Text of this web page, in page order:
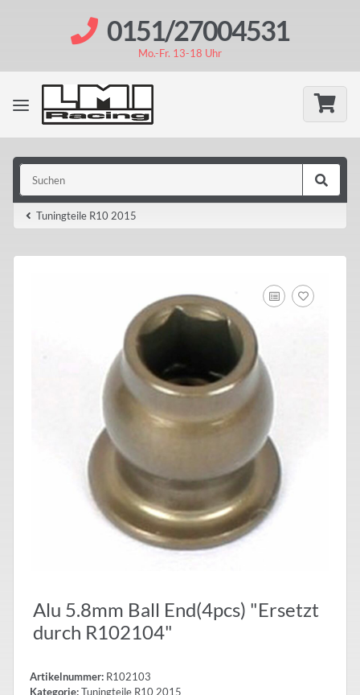
0151/27004531
Mo.-Fr. 13-18 Uhr
Tuningteile R10 2015
Alu 5.8mm Ball End(4pcs) "Ersetzt
durch R102104"
Artikelnummer: R102103
Kategorie:Tuningteile R10 2015